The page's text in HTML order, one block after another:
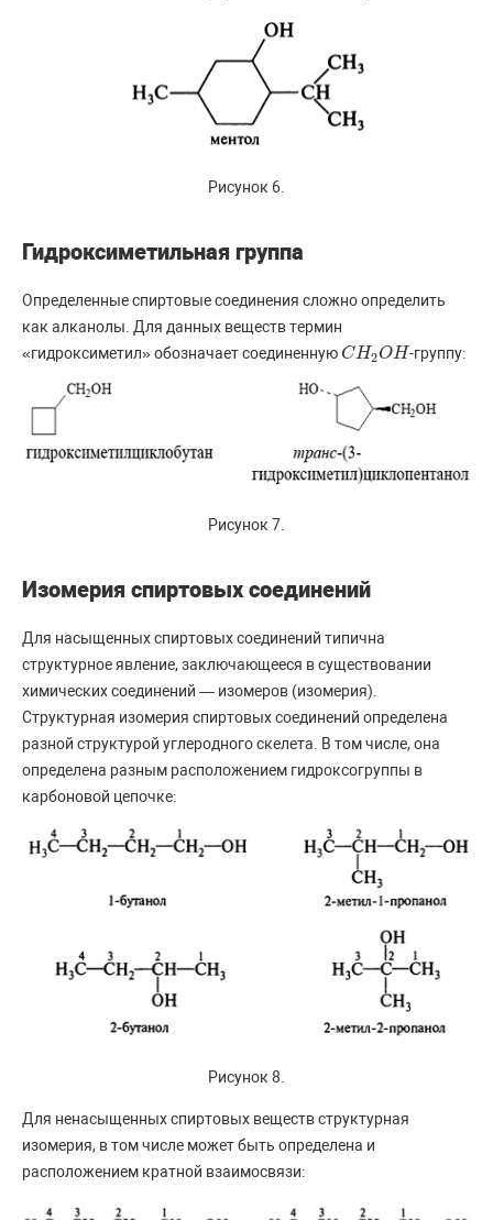
Рисунок 6.
Гидроксиметильная группа
Определенные спиртовые соединения сложно определить
как алканолы. Для данных веществ термин
«гидроксиметил» обозначает соединеннуюCH2OH
CH2OH -группу:
Рисунок 7.
Изомерия спиртовых соединений
Для насыщенных спиртовых соединений типична
структурное явление, заключающееся в существовании
химических соединений — изомеров (изомерия).
Структурная изомерия спиртовых соединений определена
разной структурой углеродного скелета. В том числе, она
определена разным расположением гидроксогруппы в
карбоновой цепочке:
Рисунок 8.
Для ненасыщенных спиртовых веществ структурная
изомерия, в том числе может быть определена и
расположением кратной взаимосвязи: